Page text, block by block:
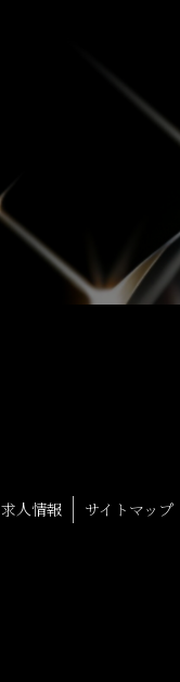
求人情報
サイトマップ